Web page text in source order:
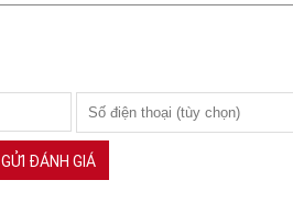
GỬI ĐÁNH GIÁ